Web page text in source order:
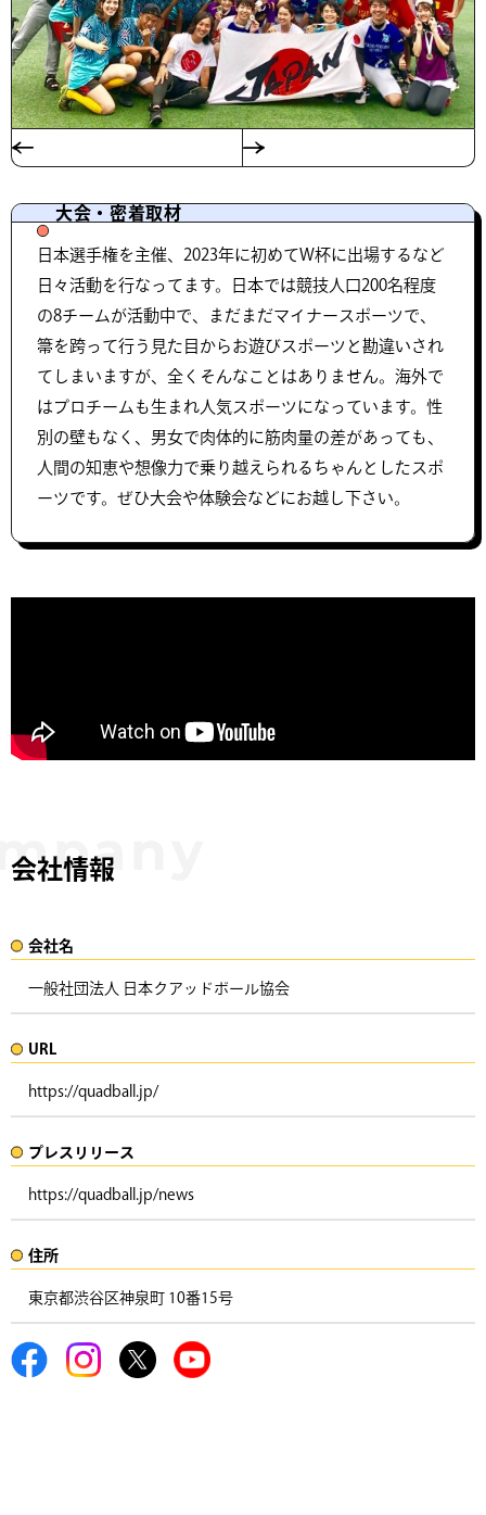
大会・密着取材
日本選手権を主催、2023年に初めてW杯に出場するなど
日々活動を行なってます。日本では競技人口200名程度
の8チームが活動中で、まだまだマイナースポーツで、
箒を跨って行う見た目からお遊びスポーツと勘違いされ
てしまいますが、全くそんなことはありません。海外で
はプロチームも生まれ人気スポーツになっています。性
別の壁もなく、男女で肉体的に筋肉量の差があっても、
人間の知恵や想像力で乗り越えられるちゃんとしたスポ
ーツです。ぜひ大会や体験会などにお越し下さい。
会社情報
会社名​
一般社団法人 日本クアッドボール協会
URL
https://quadball.jp/
プレスリリース​​​
https://quadball.jp/news
住所​​
東京都渋谷区神泉町 10番15号 ​